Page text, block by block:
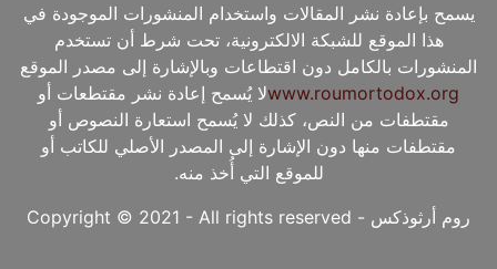
يسمح بإعادة نشر المقالات واستخدام المنشورات الموجودة في
هذا الموقع للشبكة الالكترونية، تحت شرط أن تستخدم
المنشورات بالكامل دون اقتطاعات وبالإشارة إلى مصدر الموقع
www.roumortodox.orgلا يُسمح إعادة نشر مقتطعات أو
مقتطفات من النص، كذلك لا يُسمح استعارة النصوص أو
مقتطفات منها دون الإشارة إلى المصدر الأصلي للكاتب أو
للموقع التي أُخذ منه.
روم أرثوذكس - Copyright © 2021 - All rights reserved